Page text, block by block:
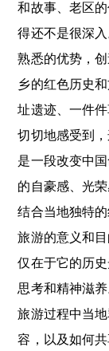
和故事、老区
得还不是很深
熟悉的优势，
乡的红色历史
址遗迹、一件
切切地感受到
是一段改变中
的自豪感、光
结合当地独特
旅游的意义和
仅在于它的历
思考和精神滋
旅游过程中当
容，以及如何